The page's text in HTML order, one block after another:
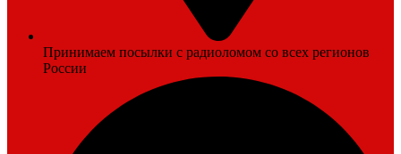
Принимаем посылки с радиоломом со всех регионов
России